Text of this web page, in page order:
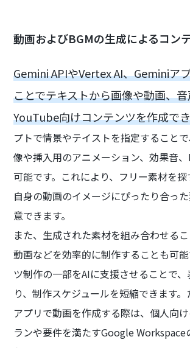
動画およびBGMの生成によるコン
Gemini APIやVertex AI、Geminiア
ことでテキストから画像や動画、
YouTube向けコンテンツを作成で
プトで情景やテイストを指定すること
像や挿入用のアニメーション、効果音
可能です。これにより、フリー素材を探
自身の動画のイメージにぴったり合っ
意できます。
また、生成された素材を組み合わせる
動画などを効率的に制作することも可
ツ制作の一部をAIに支援させることで
り、制作スケジュールを短縮できます
アプリで動画を作成する際は、個人向
ランや要件を満たすGoogle Workspace